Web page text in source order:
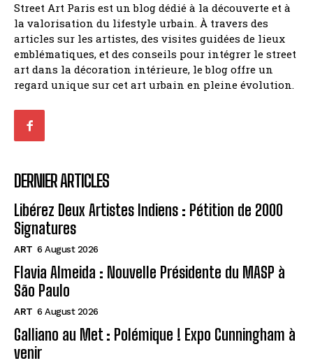
Street Art Paris est un blog dédié à la découverte et à
la valorisation du lifestyle urbain. À travers des
articles sur les artistes, des visites guidées de lieux
emblématiques, et des conseils pour intégrer le street
art dans la décoration intérieure, le blog offre un
regard unique sur cet art urbain en pleine évolution.
DERNIER ARTICLES
Libérez Deux Artistes Indiens : Pétition de 2000
Signatures
ART 6 August 2026
Flavia Almeida : Nouvelle Présidente du MASP à
São Paulo
ART 6 August 2026
Galliano au Met : Polémique ! Expo Cunningham à
venir